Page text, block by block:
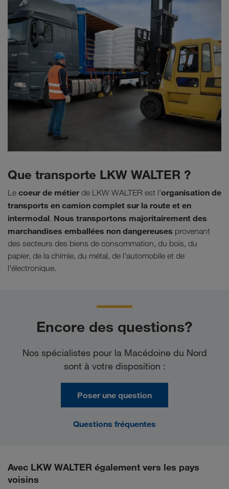
Que transporte LKW WALTER ?
Le coeur de métier de LKW WALTER est l'organisation de
transports en camion complet sur la route et en
intermodal. Nous transportons majoritairement des
marchandises emballées non dangereuses provenant
des secteurs des biens de consommation, du bois, du
papier, de la chimie, du métal, de l'automobile et de
l'électronique.
Encore des questions?
Nos spécialistes pour la Macédoine du Nord
sont à votre disposition :
Poser une question
Questions fréquentes
Avec LKW WALTER également vers les pays
voisins